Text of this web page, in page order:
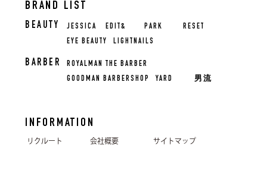
BRAND LIST
BEAUTY JESSICA EDIT& PARK
RESET
EYE BEAUTY
LIGHTNAILS
BARBER
ROYALMAN THE BARBER
GOODMAN BARBERSHOP
YARD 男流
INFORMATION
リクルート 会社概要 サイトマップ